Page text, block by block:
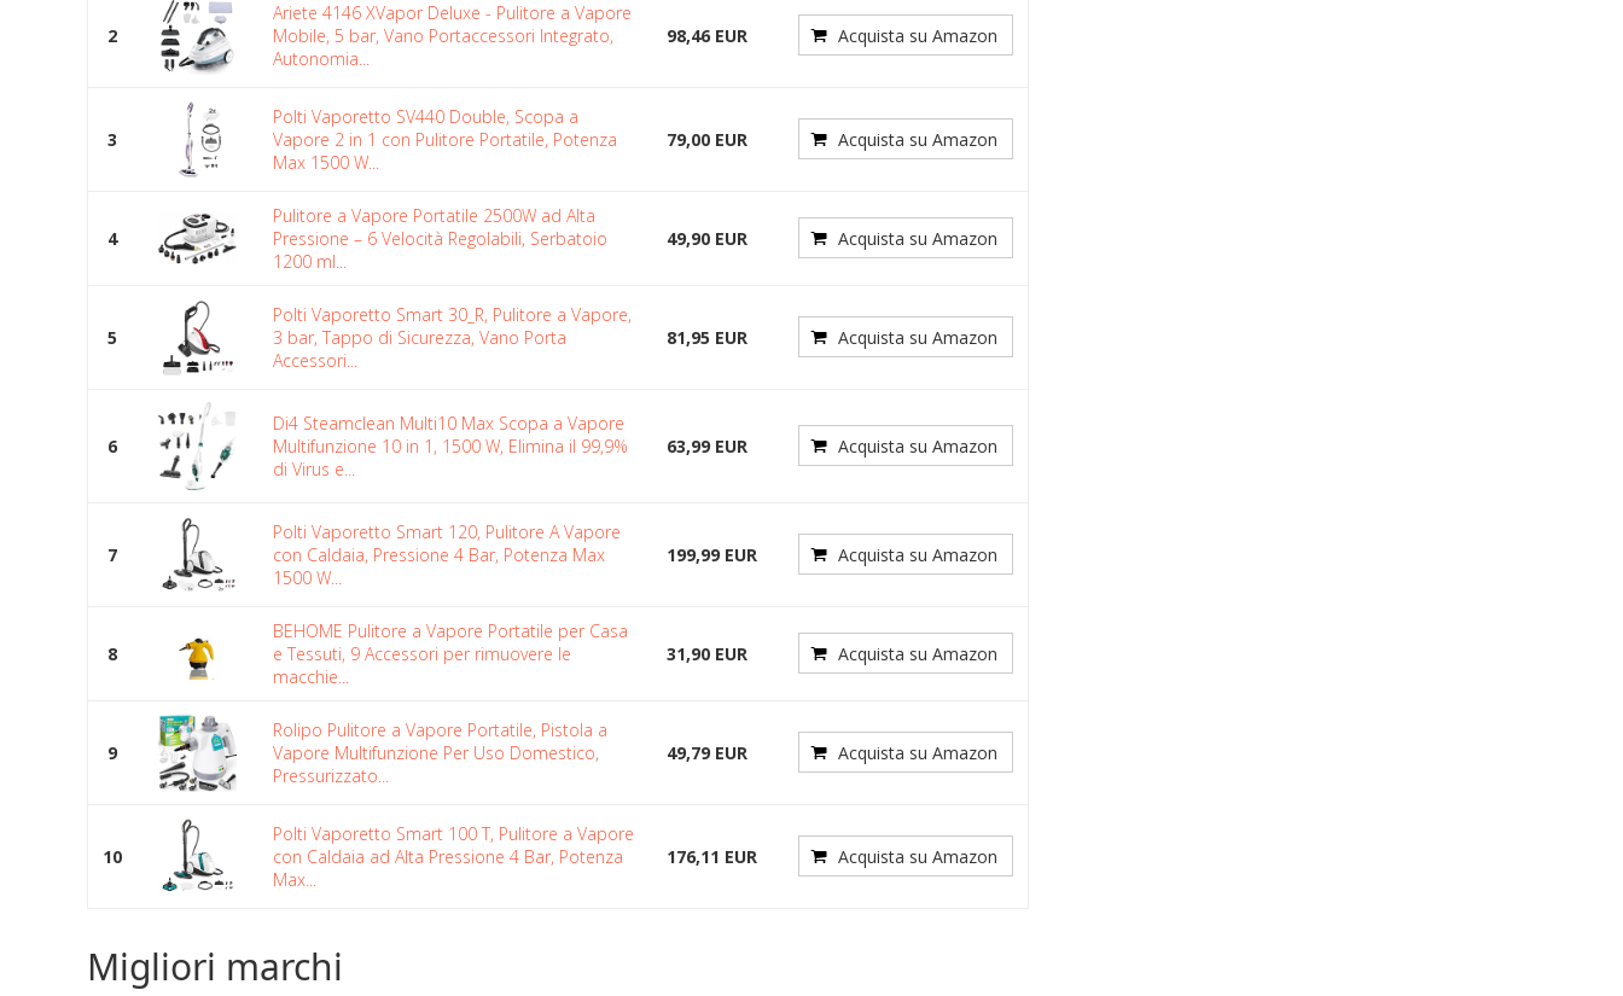
2
Ariete 4146 XVapor Deluxe - Pulitore a Vapore
Mobile, 5 bar, Vano Portaccessori Integrato,
Autonomia...
98,46 EUR Acquista su Amazon
3
Polti Vaporetto SV440 Double, Scopa a
Vapore 2 in 1 con Pulitore Portatile, Potenza
Max 1500 W...
79,00 EUR Acquista su Amazon
4
Pulitore a Vapore Portatile 2500W ad Alta
Pressione – 6 Velocità Regolabili, Serbatoio
1200 ml...
49,90 EUR Acquista su Amazon
5
Polti Vaporetto Smart 30_R, Pulitore a Vapore,
3 bar, Tappo di Sicurezza, Vano Porta
Accessori...
81,95 EUR Acquista su Amazon
6
Di4 Steamclean Multi10 Max Scopa a Vapore
Multifunzione 10 in 1, 1500 W, Elimina il 99,9%
di Virus e...
63,99 EUR Acquista su Amazon
7
Polti Vaporetto Smart 120, Pulitore A Vapore
con Caldaia, Pressione 4 Bar, Potenza Max
1500 W...
199,99 EUR Acquista su Amazon
8
BEHOME Pulitore a Vapore Portatile per Casa
e Tessuti, 9 Accessori per rimuovere le
macchie...
31,90 EUR Acquista su Amazon
9
Rolipo Pulitore a Vapore Portatile, Pistola a
Vapore Multifunzione Per Uso Domestico,
Pressurizzato...
49,79 EUR Acquista su Amazon
10
Polti Vaporetto Smart 100 T, Pulitore a Vapore
con Caldaia ad Alta Pressione 4 Bar, Potenza
Max...
176,11 EUR Acquista su Amazon
Migliori marchi